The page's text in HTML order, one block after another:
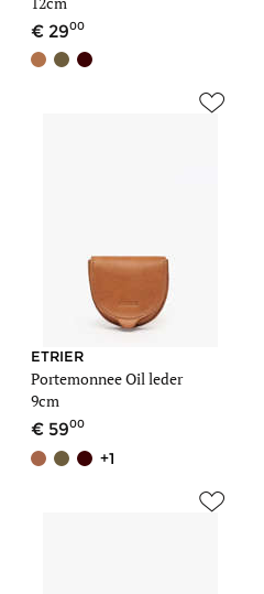
2900
ETRIER
Portemonnee Oil leder
9cm
5900
+1